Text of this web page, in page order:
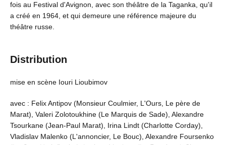
fois au Festival d'Avignon, avec son théâtre de la Taganka, qu'il
a créé en 1964, et qui demeure une référence majeure du
théâtre russe.
Distribution
mise en scène Iouri Lioubimov
avec : Felix Antipov (Monsieur Coulmier, L'Ours, Le père de
Marat), Valeri Zolotoukhine (Le Marquis de Sade), Alexandre
Tsourkane (Jean-Paul Marat), Irina Lindt (Charlotte Corday),
Vladislav Malenko (L'annoncier, Le Bouc), Alexandre Foursenko